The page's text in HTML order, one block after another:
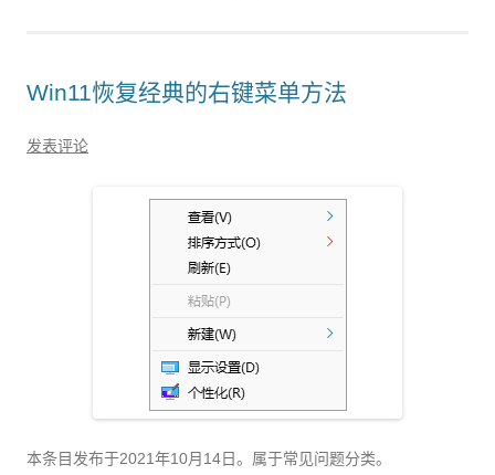
Win11恢复经典的右键菜单方法
发表评论
本条目发布于2021年10月14日。属于常见问题分类。